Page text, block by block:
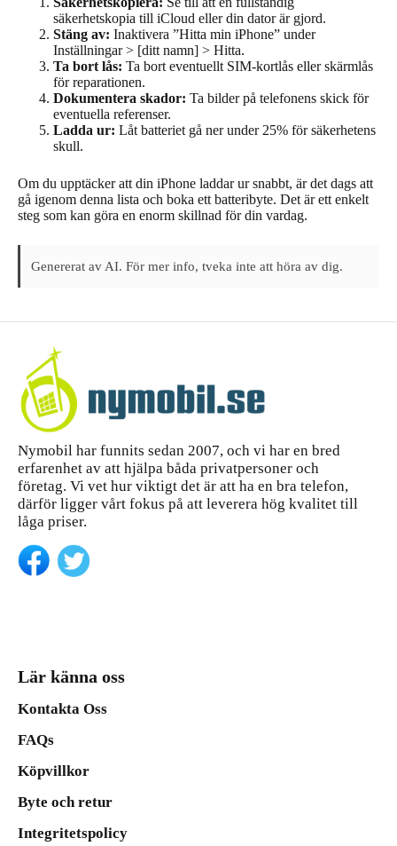
säkerhetskopia till iCloud eller din dator är gjord.
Stäng av: Inaktivera ”Hitta min iPhone” under
Inställningar > [ditt namn] > Hitta.
Ta bort lås: Ta bort eventuellt SIM-kortlås eller skärmlås
för reparationen.
Dokumentera skador: Ta bilder på telefonens skick för
eventuella referenser.
Ladda ur: Låt batteriet gå ner under 25% för säkerhetens
skull.
Om du upptäcker att din iPhone laddar ur snabbt, är det dags att
gå igenom denna lista och boka ett batteribyte. Det är ett enkelt
steg som kan göra en enorm skillnad för din vardag.
Genererat av AI. För mer info, tveka inte att höra av dig.
Nymobil har funnits sedan 2007, och vi har en bred
erfarenhet av att hjälpa båda privatpersoner och
företag. Vi vet hur viktigt det är att ha en bra telefon,
därför ligger vårt fokus på att leverera hög kvalitet till
låga priser.
Lär känna oss
Kontakta Oss
FAQs
Köpvillkor
Byte och retur
Integritetspolicy